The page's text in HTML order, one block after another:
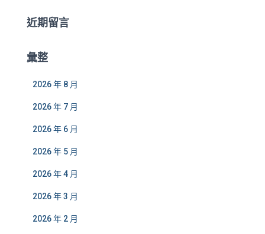
近期留言
彙整
2026 年 8 月
2026 年 7 月
2026 年 6 月
2026 年 5 月
2026 年 4 月
2026 年 3 月
2026 年 2 月